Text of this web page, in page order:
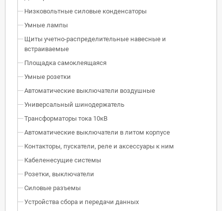
Низковольтные силовые конденсаторы
Умные лампы
Щиты учетно-распределительные навесные и
встраиваемые
Площадка самоклеящаяся
Умные розетки
Автоматические выключатели воздушные
Универсальный шинодержатель
Трансформаторы тока 10кВ
Автоматические выключатели в литом корпусе
Контакторы, пускатели, реле и аксессуары к ним
Кабеленесущие системы
Розетки, выключатели
Силовые разъемы
Устройства сбора и передачи данных